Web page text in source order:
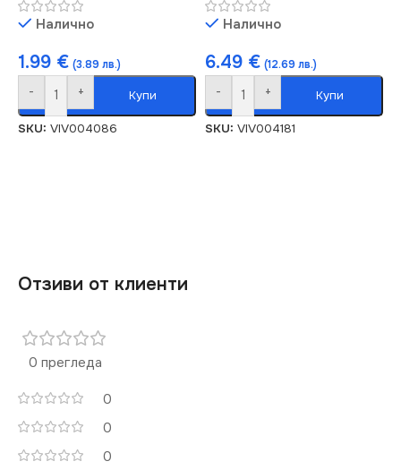
Налично
1.99 € (3.89 лв.)
- + Купи
SKU: VIV004086
Налично
6.49 € (12.69 лв.)
- + Купи
SKU: VIV004181
Отзиви от клиенти
0 прегледа
0
0
0